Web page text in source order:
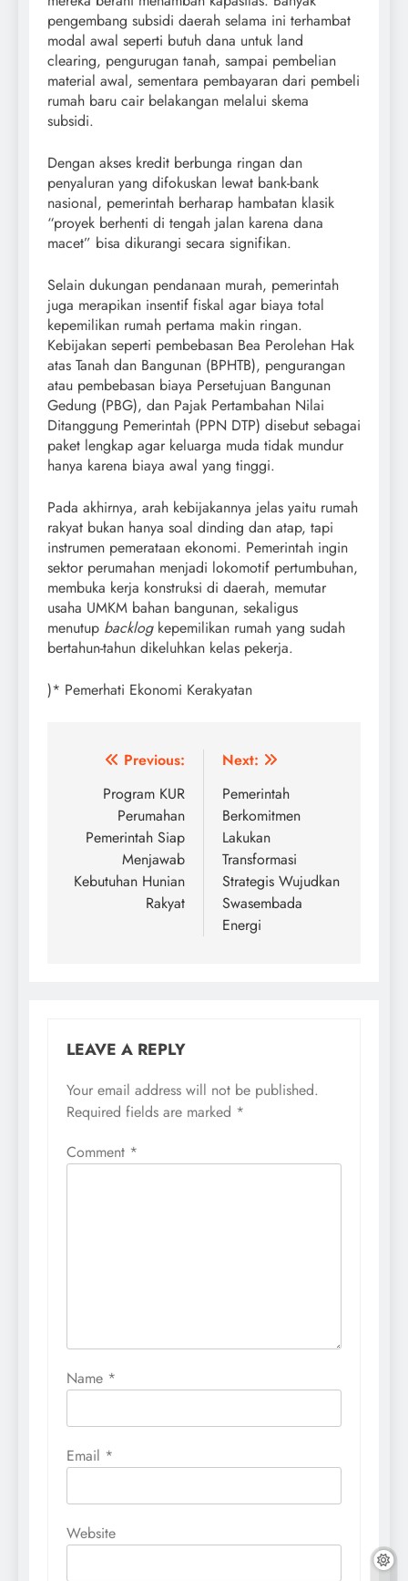
pengembang subsidi daerah selama ini terhambat
modal awal seperti butuh dana untuk land
clearing, pengurugan tanah, sampai pembelian
material awal, sementara pembayaran dari pembeli
rumah baru cair belakangan melalui skema
subsidi.
Dengan akses kredit berbunga ringan dan
penyaluran yang difokuskan lewat bank-bank
nasional, pemerintah berharap hambatan klasik
“proyek berhenti di tengah jalan karena dana
macet” bisa dikurangi secara signifikan.
Selain dukungan pendanaan murah, pemerintah
juga merapikan insentif fiskal agar biaya total
kepemilikan rumah pertama makin ringan.
Kebijakan seperti pembebasan Bea Perolehan Hak
atas Tanah dan Bangunan (BPHTB), pengurangan
atau pembebasan biaya Persetujuan Bangunan
Gedung (PBG), dan Pajak Pertambahan Nilai
Ditanggung Pemerintah (PPN DTP) disebut sebagai
paket lengkap agar keluarga muda tidak mundur
hanya karena biaya awal yang tinggi.
Pada akhirnya, arah kebijakannya jelas yaitu rumah
rakyat bukan hanya soal dinding dan atap, tapi
instrumen pemerataan ekonomi. Pemerintah ingin
sektor perumahan menjadi lokomotif pertumbuhan,
membuka kerja konstruksi di daerah, memutar
usaha UMKM bahan bangunan, sekaligus
menutup backlogkepemilikan rumah yang sudah
bertahun-tahun dikeluhkan kelas pekerja.
)* Pemerhati Ekonomi Kerakyatan
Post
navigation
Previous:
Program KUR
Perumahan
Pemerintah Siap
Menjawab
Kebutuhan Hunian
Rakyat
Next:
Pemerintah
Berkomitmen
Lakukan
Transformasi
Strategis Wujudkan
Swasembada
Energi
LEAVE A REPLY
Your email address will not be published.
Required fields are marked *
Comment *
Name *
Email *
Website